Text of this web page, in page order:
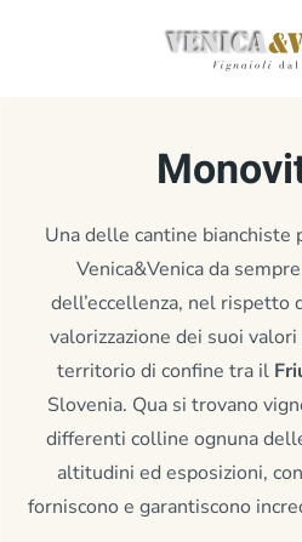
Una delle cantine bianchiste
Venica&Venica da
dell’eccellenza, nel rispetto
valorizzazione dei suoi
territorio di confine tra il
Slovenia. Qua si trovano
differenti colline ognuna
altitudini ed esposizioni,
forniscono e garantiscono